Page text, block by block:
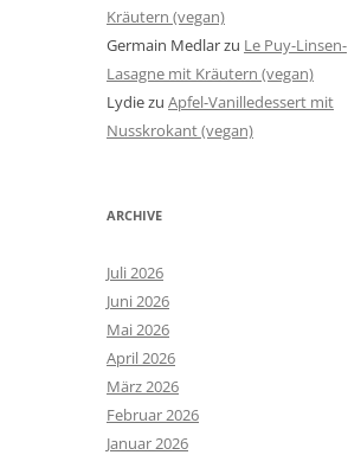
Kräutern (vegan)
Germain Medlarzu Le Puy-Linsen-
Lasagne mit Kräutern (vegan)
Lydiezu Apfel-Vanilledessert mit
Nusskrokant (vegan)
ARCHIVE
Juli 2026
Juni 2026
Mai 2026
April 2026
März 2026
Februar 2026
Januar 2026